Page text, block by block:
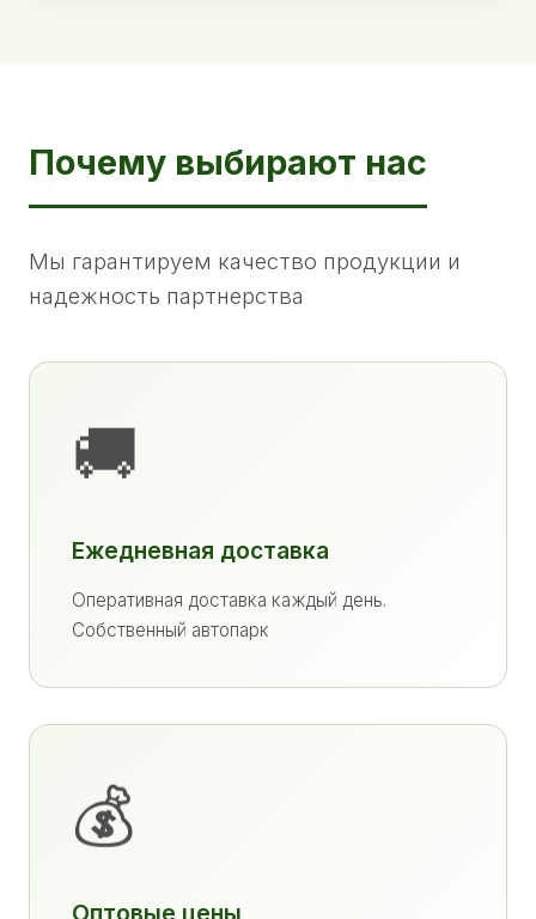
Почему выбирают нас
Мы гарантируем качество продукции и
надежность партнерства
🚚
Ежедневная доставка
Оперативная доставка каждый день.
Собственный автопарк
💰
Оптовые цены